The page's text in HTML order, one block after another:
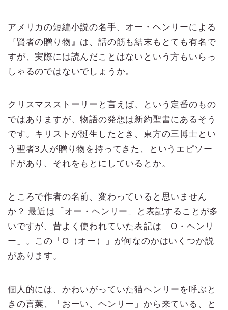
アメリカの短編小説の名手、オー・ヘンリーによる
『賢者の贈り物』は、話の筋も結末もとても有名で
すが、実際には読んだことはないという方もいらっ
しゃるのではないでしょうか。
クリスマスストーリーと言えば、という定番のもの
ではありますが、物語の発想は新約聖書にあるそう
です。キリストが誕生したとき、東方の三博士とい
う聖者3人が贈り物を持ってきた、というエピソー
ドがあり、それをもとにしているとか。
ところで作者の名前、変わっていると思いません
か？ 最近は「オー・ヘンリー」と表記することが多
いですが、昔よく使われていた表記は「O・ヘンリ
ー」。この「O（オー）」が何なのかはいくつか説
があります。
個人的には、かわいがっていた猫ヘンリーを呼ぶと
きの言葉、「おーい、ヘンリー」から来ている、と